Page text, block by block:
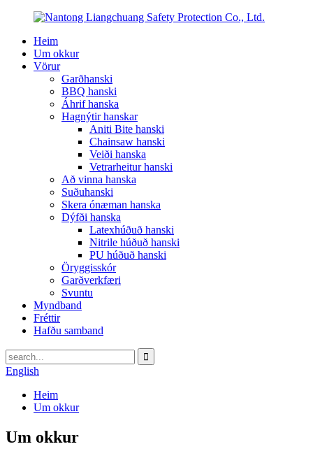
Heim
Um okkur
Vörur
Garðhanski
BBQ hanski
Áhrif hanska
Hagnýtir hanskar
Aniti Bite hanski
Chainsaw hanski
Veiði hanska
Vetrarheitur hanski
Að vinna hanska
Suðuhanski
Skera ónæman hanska
Dýfði hanska
Latexhúðuð hanski
Nitrile húðuð hanski
PU húðuð hanski
Öryggisskór
Garðverkfæri
Svuntu
Myndband
Fréttir
Hafðu samband
English
Heim
Um okkur
Um okkur